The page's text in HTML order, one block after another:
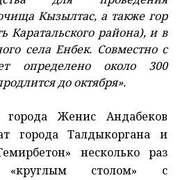
Кызылтас, а также гор
Каратальского района), и в
села Енбек. Совместно с
определено около 300
до октября».
города Женис Андабеков
города Талдыкоргана и
несколько раз
«круглым столом» с